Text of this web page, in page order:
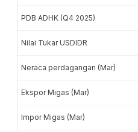
PDB ADHK (Q4 2025)
Nilai Tukar USDIDR
Neraca perdagangan (Mar)
Ekspor Migas (Mar)
Impor Migas (Mar)